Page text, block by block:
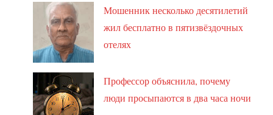
Мошенник несколько десятилетий
жил бесплатно в пятизвёздочных
отелях
Профессор объяснила, почему
люди просыпаются в два часа ночи